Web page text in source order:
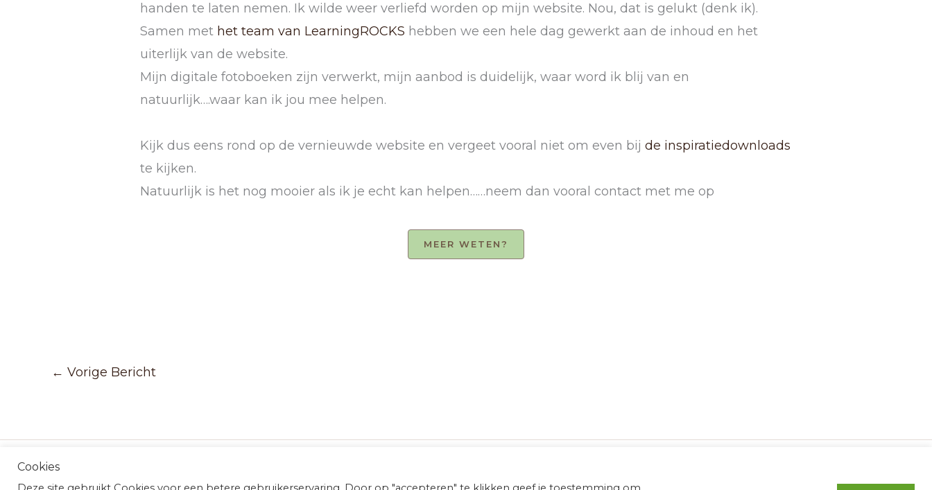
handen te laten nemen. Ik wilde weer verliefd worden op mijn website. Nou, dat is gelukt (denk ik).
Samen met het team van LearningROCKS hebben we een hele dag gewerkt aan de inhoud en het
uiterlijk van de website.
Mijn digitale fotoboeken zijn verwerkt, mijn aanbod is duidelijk, waar word ik blij van en
natuurlijk….waar kan ik jou mee helpen.
Kijk dus eens rond op de vernieuwde website en vergeet vooral niet om even bijde inspiratiedownloads
te kijken.
Natuurlijk is het nog mooier als ik je echt kan helpen……neem dan vooral contact met me op
MEER WETEN?
← Vorige Bericht
Cookies